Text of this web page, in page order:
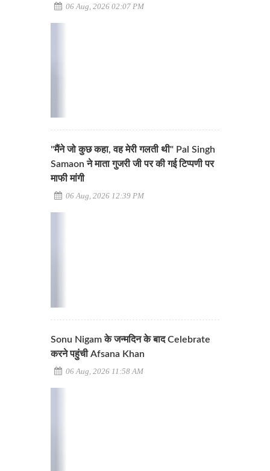
06 Aug, 2026 02:07 PM
"मैंने जो कुछ कहा, वह मेरी गलती थी" Pal Singh
Samaon ने माता गुजरी जी पर की गई टिप्पणी पर
माफी मांगी
06 Aug, 2026 12:39 PM
Sonu Nigam के जन्मदिन के बाद Celebrate
करने पहुंची Afsana Khan
06 Aug, 2026 11:58 AM